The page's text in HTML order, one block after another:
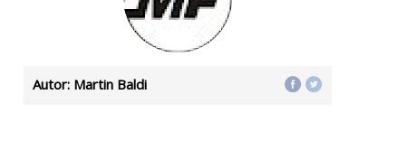
Autor: Martin Baldi